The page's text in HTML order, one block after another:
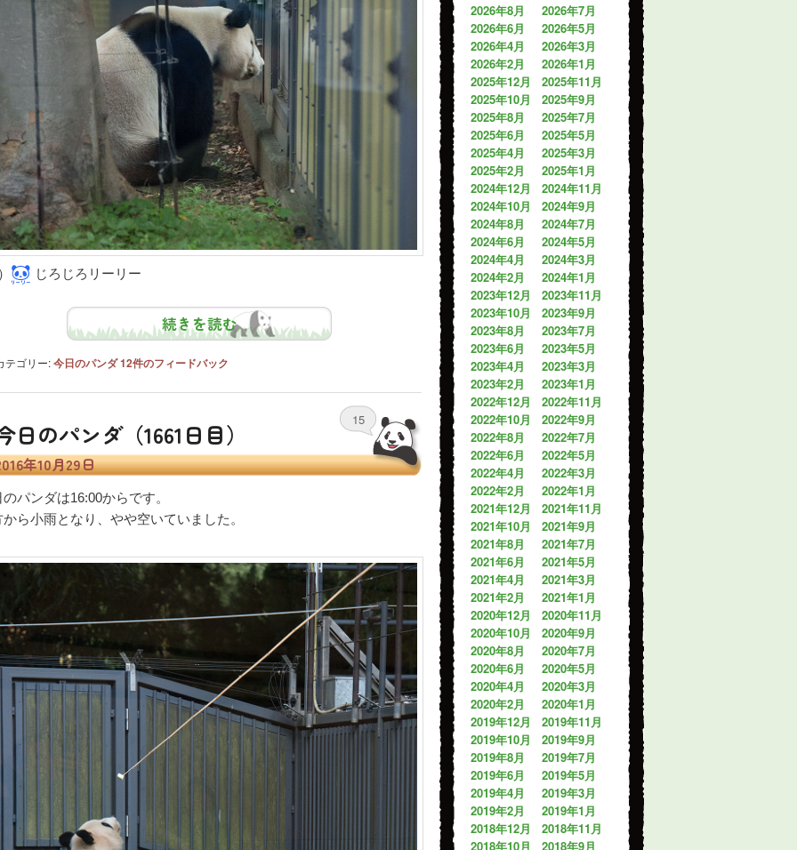
じろじろリーリー
続きを読む
テゴリー:今日のパンダ12件のフィードバック
日のパンダ（1661日目）
年10月29日
15
パンダは16:00からです。
から小雨となり、やや空いていました。
2026年8月
2026年7月
2026年6月
2026年5月
2026年4月
2026年3月
2026年2月
2026年1月
2025年12月
2025年11月
2025年10月
2025年9月
2025年8月
2025年7月
2025年6月
2025年5月
2025年4月
2025年3月
2025年2月
2025年1月
2024年12月
2024年11月
2024年10月
2024年9月
2024年8月
2024年7月
2024年6月
2024年5月
2024年4月
2024年3月
2024年2月
2024年1月
2023年12月
2023年11月
2023年10月
2023年9月
2023年8月
2023年7月
2023年6月
2023年5月
2023年4月
2023年3月
2023年2月
2023年1月
2022年12月
2022年11月
2022年10月
2022年9月
2022年8月
2022年7月
2022年6月
2022年5月
2022年4月
2022年3月
2022年2月
2022年1月
2021年12月
2021年11月
2021年10月
2021年9月
2021年8月
2021年7月
2021年6月
2021年5月
2021年4月
2021年3月
2021年2月
2021年1月
2020年12月
2020年11月
2020年10月
2020年9月
2020年8月
2020年7月
2020年6月
2020年5月
2020年4月
2020年3月
2020年2月
2020年1月
2019年12月
2019年11月
2019年10月
2019年9月
2019年8月
2019年7月
2019年6月
2019年5月
2019年4月
2019年3月
2019年2月
2019年1月
2018年12月
2018年11月
2018年10月
2018年9月